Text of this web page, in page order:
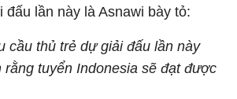
đấu lần này là Asnawi bày tỏ:
cầu thủ trẻ dự giải đấu lần này
rằng tuyển Indonesia sẽ đạt được